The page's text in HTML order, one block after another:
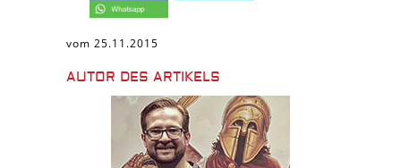
vom 25.11.2015
AUTOR DES ARTIKELS